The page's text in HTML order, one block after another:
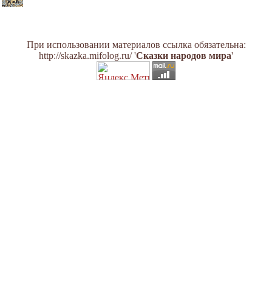
При использовании материалов ссылка обязательна:
http://skazka.mifolog.ru/ 'Сказки народов мира'